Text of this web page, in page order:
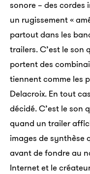
sonore – des
un rugissement «
partout dans les
trailers. C’est le son
portent des
tiennent comme les
Delacroix. En tout
décidé. C’est le son
quand un trailer
images de synthèse
avant de fondre au
Internet et le